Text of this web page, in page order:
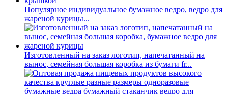
Популярное индивидуальное бумажное ведро, ведро для
жареной курицы...
Изготовленный на заказ логотип, напечатанный на
вынос, семейная большая коробка из бумаги fr...